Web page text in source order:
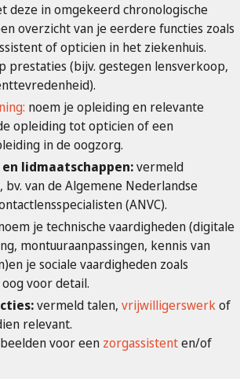
deze in omgekeerd chronologische
overzicht van je eerdere functies zoals
of opticien in het ziekenhuis.
prestaties (bijv. gestegen lensverkoop,
noem je opleiding en relevante
opleiding tot opticien of een
in de oogzorg.
lidmaatschappen:vermeld
bv. van de Algemene Nederlandse
(ANVC).
je technische vaardigheden (digitale
montuuraanpassingen, kennis van
je sociale vaardigheden zoals
voor detail.
vermeld talen, vrijwilligerswerkof
relevant.
voor een zorgassistenten/of